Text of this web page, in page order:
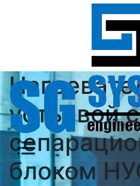
устьевой с
блоком